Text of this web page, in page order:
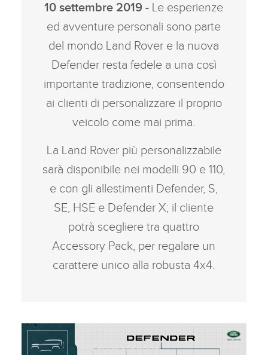
10 settembre 2019 ‑ Le esperienze
ed avventure personali sono parte
del mondo Land Rover e la nuova
Defender resta fedele a una così
importante tradizione, consentendo
ai clienti di personalizzare il proprio
veicolo come mai prima.
La Land Rover più personalizzabile
sarà disponibile nei modelli 90 e 110,
e con gli allestimenti Defender, S,
SE, HSE e Defender X; il cliente
potrà scegliere tra quattro
Accessory Pack, per regalare un
carattere unico alla robusta 4x4.